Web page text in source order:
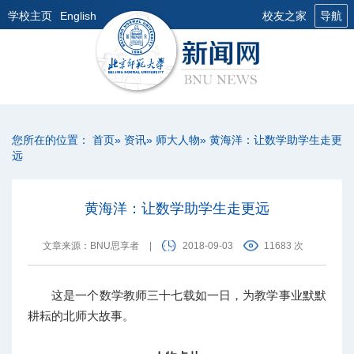
学校主页 English 校友之家 导航
您所在的位置： 首页» 资讯» 师大人物» 黄海洋：让数学助学生走更
远
黄海洋：让数学助学生走更远
文章来源：BNU思享者 2018-09-03 11683 次
这是一个数学教师三十七载如一日，为教学事业默默
耕耘的北师大故事。